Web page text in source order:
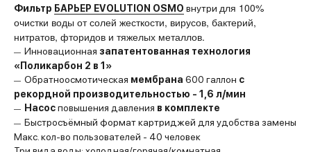
Фильтр БАРЬЕР EVOLUTION OSMO внутри для 100%
очистки воды от солей жесткости, вирусов, бактерий,
нитратов, фторидов и тяжелых металлов.
Инновационная запатентованная технология
«Поликарбон 2 в 1»
Обратноосмотическая мембрана 600 галлон с
рекордной производительностью - 1,6 л/мин
Насосповышения давления в комплекте
Быстросъёмный формат картриджей для удобства замены
Макс. кол-во пользователей - 40 человек